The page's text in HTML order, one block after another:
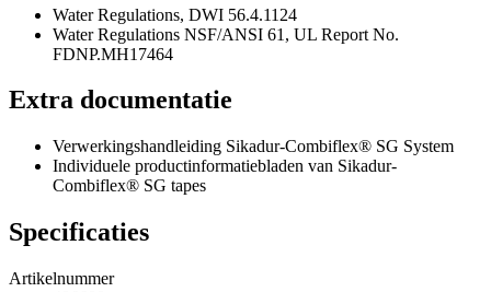
Water Regulations, DWI 56.4.1124
Water Regulations NSF/ANSI 61, UL Report No.
FDNP.MH17464
Extra documentatie
Verwerkingshandleiding Sikadur-Combiflex® SG System
Individuele productinformatiebladen van Sikadur-
Combiflex® SG tapes
Specificaties
Artikelnummer